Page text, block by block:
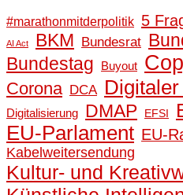
#marathonmitderpolitik 5
AI Act BKM Bundesrat
Bundestag
Buyout
Corona DCA
Digitalisierung DMAP EFSI
EU-Parlament EU-
Kabelweitersendung
Kultur- und